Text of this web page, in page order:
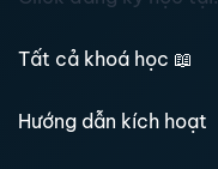
Tất cả khoá học 📖
Hướng dẫn kích hoạt